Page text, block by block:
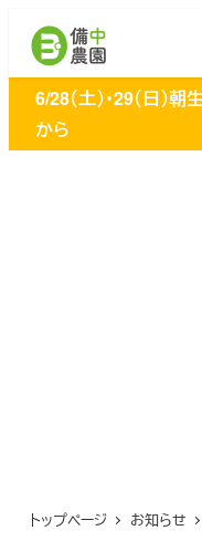
ン
ン
6/28（土）・29（日）
から
トップページ お知らせ